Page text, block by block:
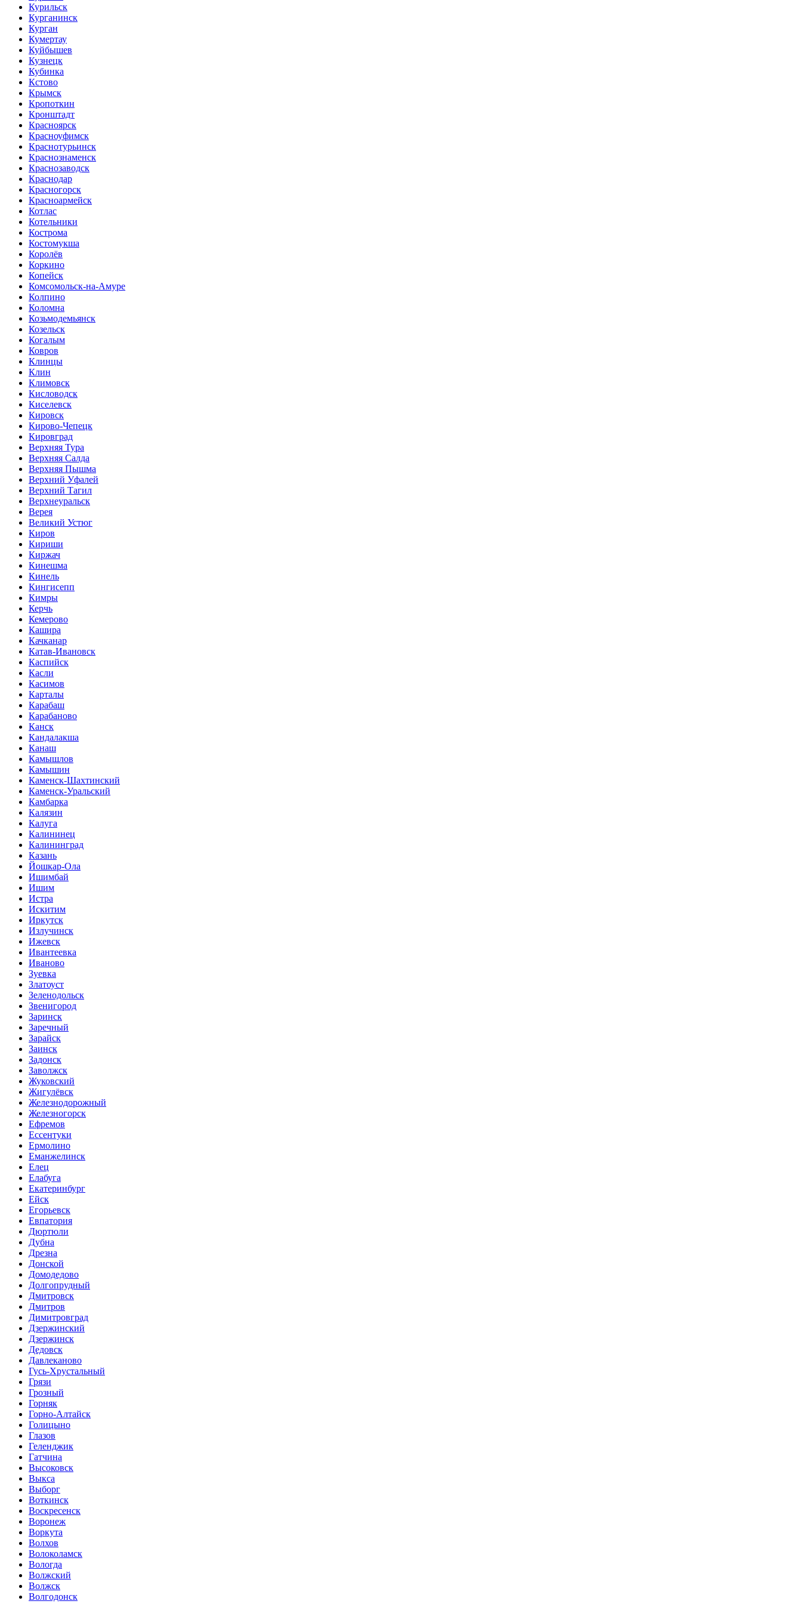
Курильск
Курганинск
Курган
Кумертау
Куйбышев
Кузнецк
Кубинка
Кстово
Крымск
Кропоткин
Кронштадт
Красноярск
Красноуфимск
Краснотурьинск
Краснознаменск
Краснозаводск
Краснодар
Красногорск
Красноармейск
Котлас
Котельники
Кострома
Костомукша
Королёв
Коркино
Копейск
Комсомольск-на-Амуре
Колпино
Коломна
Козьмодемьянск
Козельск
Когалым
Ковров
Клинцы
Клин
Климовск
Кисловодск
Киселевск
Кировск
Кирово-Чепецк
Кировград
Верхняя Тура
Верхняя Салда
Верхняя Пышма
Верхний Уфалей
Верхний Тагил
Верхнеуральск
Верея
Великий Устюг
Киров
Кириши
Киржач
Кинешма
Кинель
Кингисепп
Кимры
Керчь
Кемерово
Кашира
Качканар
Катав-Ивановск
Каспийск
Касли
Касимов
Карталы
Карабаш
Карабаново
Канск
Кандалакша
Канаш
Камышлов
Камышин
Каменск-Шахтинский
Каменск-Уральский
Камбарка
Калязин
Калуга
Калининец
Калининград
Казань
Йошкар-Ола
Ишимбай
Ишим
Истра
Искитим
Иркутск
Излучинск
Ижевск
Ивантеевка
Иваново
Зуевка
Златоуст
Зеленодольск
Звенигород
Заринск
Заречный
Зарайск
Заинск
Задонск
Заволжск
Жуковский
Жигулёвск
Железнодорожный
Железногорск
Ефремов
Ессентуки
Ермолино
Еманжелинск
Елец
Елабуга
Екатеринбург
Ейск
Егорьевск
Евпатория
Дюртюли
Дубна
Дрезна
Донской
Домодедово
Долгопрудный
Дмитровск
Дмитров
Димитровград
Дзержинский
Дзержинск
Дедовск
Давлеканово
Гусь-Хрустальный
Грязи
Грозный
Горняк
Горно-Алтайск
Голицыно
Глазов
Геленджик
Гатчина
Высоковск
Выкса
Выборг
Воткинск
Воскресенск
Воронеж
Воркута
Волхов
Волоколамск
Вологда
Волжский
Волжск
Волгодонск